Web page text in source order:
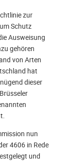
zur
Schutz
Ausweisung
gehören
von Arten
hat
dieser
nun
4606 in Rede
und